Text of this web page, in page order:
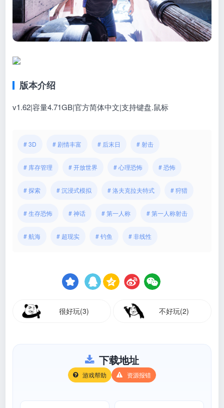
版本介绍
v1.62|容量4.71GB|官方简体中文|支持键盘.鼠标
# 3D # 剧情丰富 # 后末日 # 射击
# 库存管理 # 开放世界 # 心理恐怖 # 恐怖
# 探索 # 沉浸式模拟 # 洛夫克拉夫特式 # 狩猎
# 生存恐怖 # 神话 # 第一人称 # 第一人称射击
# 航海 # 超现实 # 钓鱼 # 非线性
很好玩(3) 不好玩(2)
下载地址
游戏帮助 资源报错